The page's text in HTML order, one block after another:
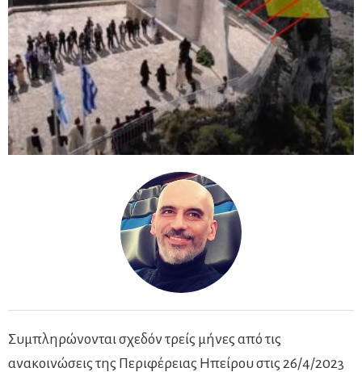
Συμπληρώνονται σχεδόν τρείς μήνες από τις
ανακοινώσεις της Περιφέρειας Ηπείρου στις 26/4/2023